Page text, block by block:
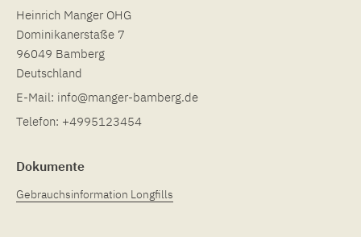
Heinrich Manger OHG
Dominikanerstaße 7
96049 Bamberg
Deutschland
E-Mail: info@manger-bamberg.de
Telefon: +4995123454
Dokumente
Gebrauchsinformation Longfills